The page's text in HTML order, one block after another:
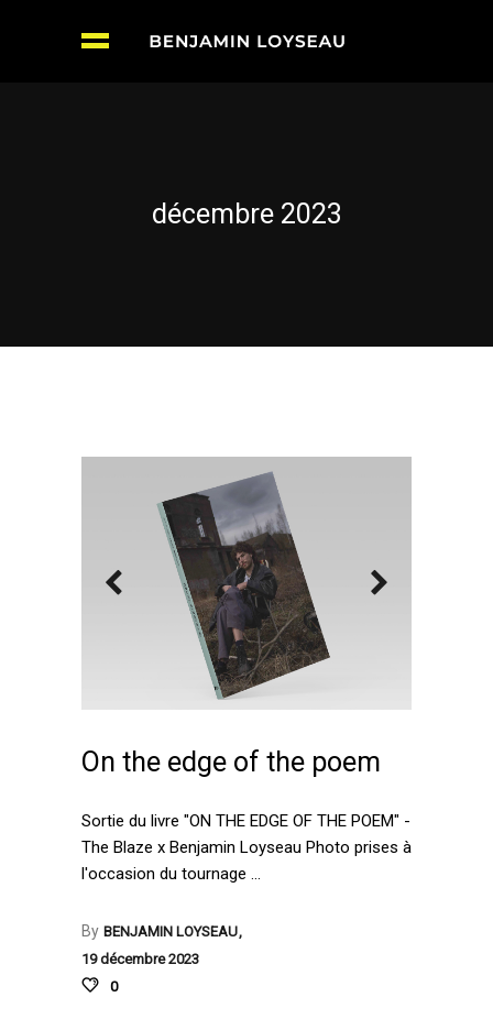
décembre 2023
On the edge of the poem
Sortie du livre "ON THE EDGE OF THE POEM" -
The Blaze x Benjamin Loyseau Photo prises à
l'occasion du tournage
By BENJAMIN LOYSEAU
19 décembre 2023
0